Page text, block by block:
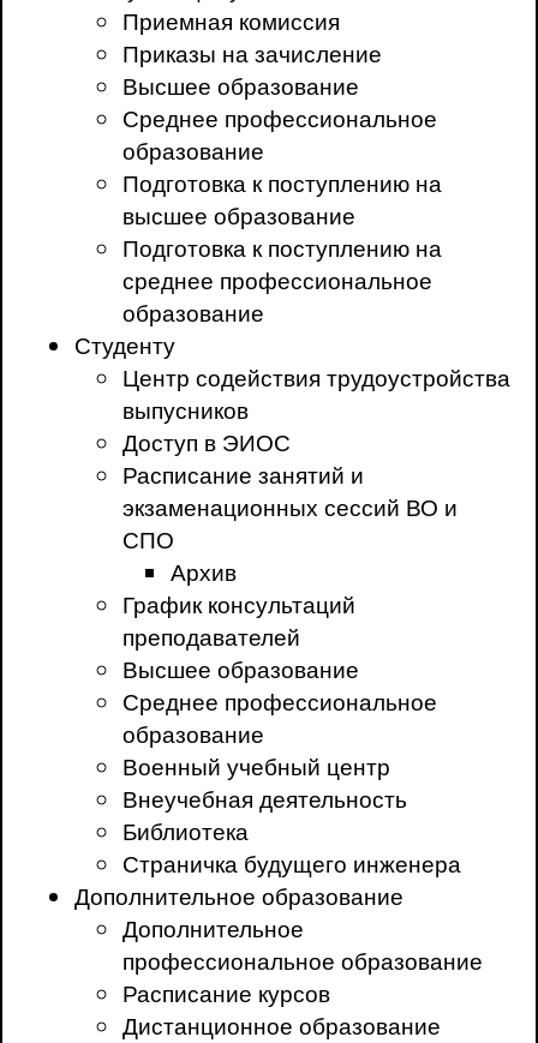
Приемная комиссия
Приказы на зачисление
Высшее образование
Среднее профессиональное
образование
Подготовка к поступлению на
высшее образование
Подготовка к поступлению на
среднее профессиональное
образование
Студенту
Центр содействия трудоустройства
выпусников
Доступ в ЭИОС
Расписание занятий и
экзаменационных сессий ВО и
СПО
Архив
График консультаций
преподавателей
Высшее образование
Среднее профессиональное
образование
Военный учебный центр
Внеучебная деятельность
Библиотека
Страничка будущего инженера
Дополнительное образование
Дополнительное
профессиональное образование
Расписание курсов
Дистанционное образование